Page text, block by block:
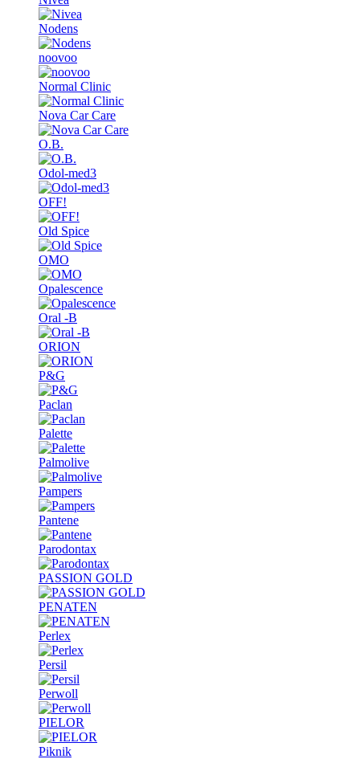
Nodens
noovoo
Normal Clinic
Nova Car Care
O.B.
Odol-med3
OFF!
Old Spice
OMO
Opalescence
Oral -B
ORION
P&G
Paclan
Palette
Palmolive
Pampers
Pantene
Parodontax
PASSION GOLD
PENATEN
Perlex
Persil
Perwoll
PIELOR
Piknik